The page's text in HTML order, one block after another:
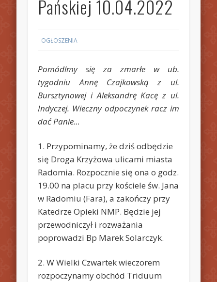
Pańskiej 10.04.2022
OGŁOSZENIA
Pomódlmy się za zmarłe w ub.
tygodniu Annę Czajkowską z ul.
Bursztynowej i Aleksandrę Kacę z ul.
Indyczej. Wieczny odpoczynek racz im
dać Panie…
1. Przypominamy, że dziś odbędzie
się Droga Krzyżowa ulicami miasta
Radomia. Rozpocznie się ona o godz.
19.00 na placu przy kościele św. Jana
w Radomiu (Fara), a zakończy przy
Katedrze Opieki NMP. Będzie jej
przewodniczył i rozważania
poprowadzi Bp Marek Solarczyk.
2. W Wielki Czwartek wieczorem
rozpoczynamy obchód Triduum